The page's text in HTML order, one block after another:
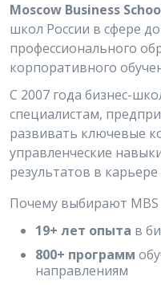
Moscow Business
школ России в сфере
профессионального
корпоративного
С 2007 года бизнес-
специалистам,
развивать ключевые
управленческие
результатов в карьере
Почему выбирают MBS
19+ лет опыта в
800+ программ
направлениям